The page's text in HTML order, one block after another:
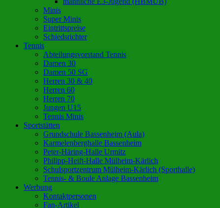
Minis
Super Minis
Eintrittspreise
Schiedsrichter
Tennis
Abteilungsvorstand Tennis
Damen 30
Damen 50 SG
Herren 30 & 40
Herren 60
Herren 70
Jungen U15
Tennis Minis
Sportstätten
Grundschule Bassenheim (Aula)
Karmelenberghalle Bassenheim
Peter-Häring-Halle Urmitz
Philipp-Heift-Halle Mülheim-Kärlich
Schulsportzentrum Mülheim-Kärlich (Sporthalle)
Tennis- & Boule Anlage Bassenheim
Werbung
Kontaktpersonen
Fan-Artikel